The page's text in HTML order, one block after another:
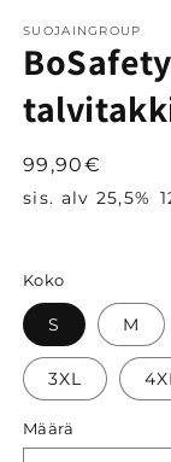
SUOJAINGROUP
Normaalihinta
99,90€
sis. alv 25,5%
Koko
S M
3XL
Määrä